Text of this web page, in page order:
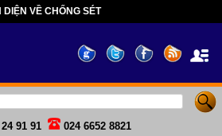
VỀ CHỐNG SÉT
91 91 024 6652 8821